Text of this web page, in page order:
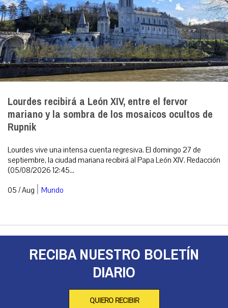
Lourdes recibirá a León XIV, entre el fervor
mariano y la sombra de los mosaicos ocultos de
Rupnik
Lourdes vive una intensa cuenta regresiva. El domingo 27 de
septiembre, la ciudad mariana recibirá al Papa León XIV. Redacción
(05/08/2026 12:45...
05 / Aug | Mundo
RECIBA NUESTRO BOLETÍN
DIARIO
QUIERO RECIBIR